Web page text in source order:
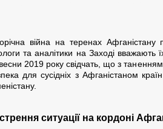
війна на теренах
та аналітики на Заході
2019 року свідчать, що з таненням
для сусідніх з Афганістаном
ситуації на кордоні